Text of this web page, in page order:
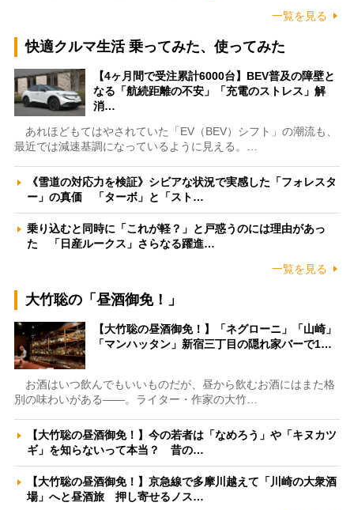
一覧を見る
快適クルマ生活 乗ってみた、使ってみた
【4ヶ月間で受注累計6000台】BEV普及の障壁と
なる「航続距離の不安」「充電のストレス」解
消…
あれほどもてはやされていた「EV（BEV）シフト」の潮流も、
最近では減速基調になっているように見える。…
《雪道の対応力を検証》シビアな状況で実感した「フォレスタ
ー」の真価 「ターボ」と「スト…
乗り込むと同時に「これが軽？」と戸惑うのには理由があっ
た 「日産ルークス」さらなる躍進…
一覧を見る
大竹聡の「昼酒御免！」
【大竹聡の昼酒御免！】「ネグローニ」「山崎」
「マンハッタン」新宿三丁目の隠れ家バーで1…
お酒はいつ飲んでもいいものだが、昼から飲むお酒にはまた格
別の味わいがある――。ライター・作家の大竹…
【大竹聡の昼酒御免！】今の若者は「なめろう」や「キヌカツ
ギ」を知らないって本当？ 昔の…
【大竹聡の昼酒御免！】京急線で多摩川越えて「川崎の大衆酒
場」へと昼酒旅 押し寄せるノス…